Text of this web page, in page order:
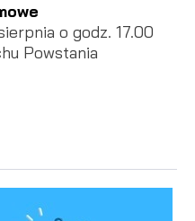
o godz. 17.00
Powstania